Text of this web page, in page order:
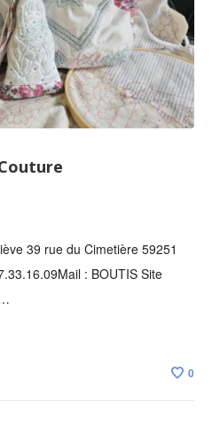
39 rue du Cimetière 59251
: BOUTIS Site
0